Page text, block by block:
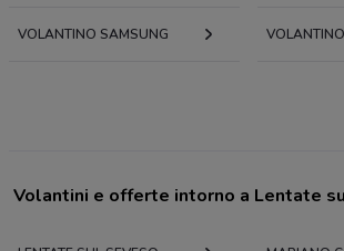
VOLANTINO SAMSUNG
Volantini e offerte intorno a Lentate